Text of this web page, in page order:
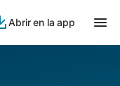
Abrir en la app